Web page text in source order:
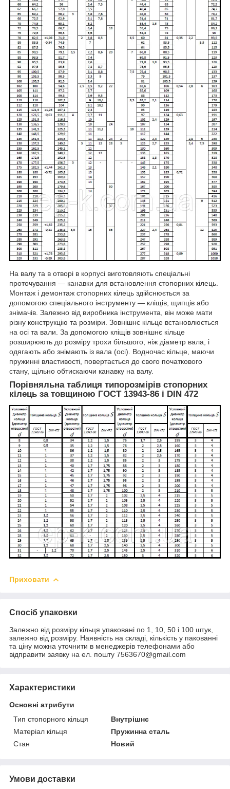
На валу та в отворі в корпусі виготовляють спеціальні
проточування — канавки для встановлення стопорних кілець.
Монтаж і демонтаж стопорних кілець здійснюється за
допомогою спеціального інструменту — кліщів, щипців або
знімачів. Залежно від виробника інструмента, він може мати
різну конструкцію та розміри. Зовнішнє кільце встановлюється
на осі та вали. За допомогою кліщів зовнішнє кільце
розширюють до розміру трохи більшого, ніж діаметр вала, і
одягають або знімають із вала (осі). Водночас кільце, маючи
пружинні властивості, повертається до свого початкового
стану, щільно обтискаючи канавку на валу.
Порівняльна таблиця типорозмірів стопорних
кілець за товщиною ГОСТ 13943-86 і DIN 472
Приховати
Спосіб упаковки
Залежно від розміру кільця упаковані по 1, 10, 50 і 100 штук,
залежно від розміру. Наявність на складі, кількість у пакованні
та ціну можна уточнити в менеджерів телефонами або
відправити заявку на ел. пошту 7563670@gmail.com
Характеристики
Основні атрибути
Тип стопорного кільця
Внутрішнє
Матеріал кільця
Пружинна сталь
Стан
Новий
Умови доставки